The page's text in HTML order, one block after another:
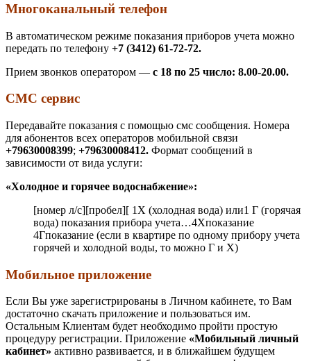
Многоканальный телефон
В автоматическом режиме показания приборов учета можно
передать по телефону +7 (3412) 61-72-72.
Прием звонков оператором — с 18 по 25 число: 8.00-20.00.
СМС сервис
Передавайте показания с помощью смс сообщения. Номера
для абонентов всех операторов мобильной связи
+79630008399; +79630008412. Формат сообщений в
зависимости от вида услуги:
«Холодное и горячее водоснабжение»:
[номер л/с][пробел][ 1Х (холодная вода) или1 Г (горячая
вода) показания прибора учета…4Хпоказание
4Гпоказание (если в квартире по одному прибору учета
горячей и холодной воды, то можно Г и Х)
Мобильное приложение
Если Вы уже зарегистрированы в Личном кабинете, то Вам
достаточно скачать приложение и пользоваться им.
Остальным Клиентам будет необходимо пройти простую
процедуру регистрации. Приложение «Мобильный личный
кабинет» активно развивается, и в ближайшем будущем